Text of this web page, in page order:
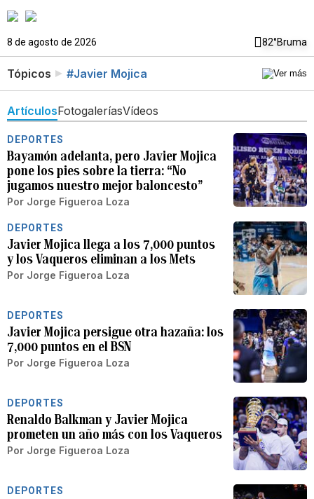
8 de agosto de 2026 82°Bruma
Tópicos #Javier Mojica
ArtículosFotogaleríasVídeos
DEPORTES
Bayamón adelanta, pero Javier Mojica
pone los pies sobre la tierra: “No
jugamos nuestro mejor baloncesto”
Por Jorge Figueroa Loza
DEPORTES
Javier Mojica llega a los 7,000 puntos
y los Vaqueros eliminan a los Mets
Por Jorge Figueroa Loza
DEPORTES
Javier Mojica persigue otra hazaña: los
7,000 puntos en el BSN
Por Jorge Figueroa Loza
DEPORTES
Renaldo Balkman y Javier Mojica
prometen un año más con los Vaqueros
Por Jorge Figueroa Loza
DEPORTES